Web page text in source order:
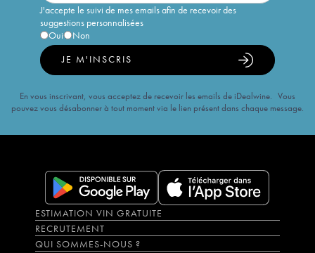
J'accepte le suivi de mes emails afin de recevoir des
suggestions personnalisées
Oui
Non
JE M'INSCRIS
En vous inscrivant, vous acceptez de recevoir les emails de iDealwine. Vous
pouvez vous désabonner à tout moment via le lien présent dans chaque message.
ESTIMATION VIN GRATUITE
RECRUTEMENT
QUI SOMMES-NOUS ?